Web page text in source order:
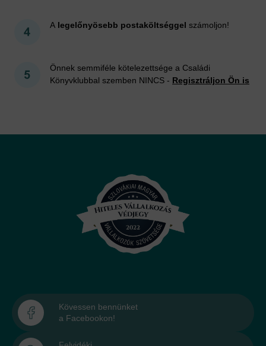
A legelőnyösebb postaköltséggel számoljon!
Önnek semmiféle kötelezettsége a Családi
Könyvklubbal szemben NINCS - Regisztráljon Ön is
Kövessen bennünket
a Facebookon!